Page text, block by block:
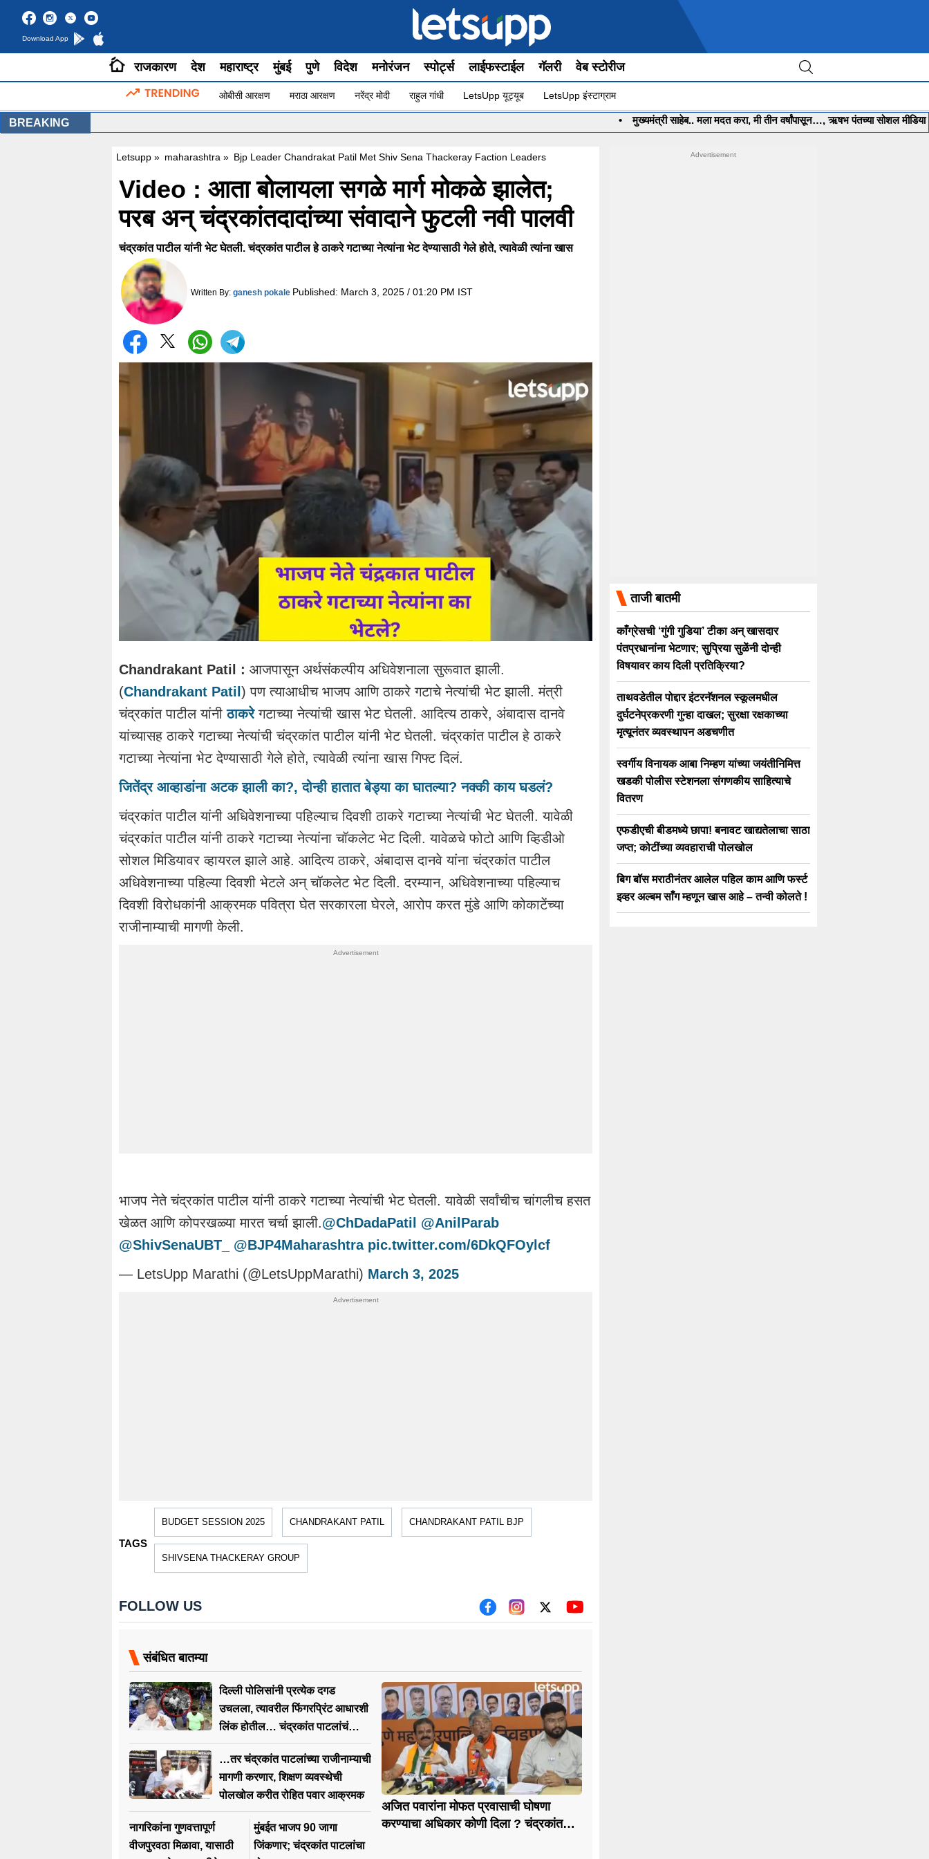
Download App
राजकारण देश महाराष्ट्र मुंबई पुणे विदेश मनोरंजन स्पोर्ट्स लाईफस्टाईल गॅलरी वेब स्टोरीज
ओबीसी आरक्षण मराठा आरक्षण नरेंद्र मोदी राहुल गांधी LetsUpp यूट्यूब LetsUpp इंस्टाग्राम
BREAKING मुख्यमंत्री साहेब.. मला मदत करा, मी तीन वर्षांपासून…, ऋषभ पंतच्या सोशल मीडिया
Letsupp » maharashtra » Bjp Leader Chandrakat Patil Met Shiv Sena Thackeray Faction Leaders
Video : आता बोलायला सगळे मार्ग मोकळे झालेत;
परब अन् चंद्रकांतदादांच्या संवादाने फुटली नवी पालवी
चंद्रकांत पाटील यांनी भेट घेतली. चंद्रकांत पाटील हे ठाकरे गटाच्या नेत्यांना भेट देण्यासाठी गेले होते, त्यावेळी त्यांना खास
Written By: ganesh pokale Published: March 3, 2025 / 01:20 PM IST
Chandrakant Patil : आजपासून अर्थसंकल्पीय अधिवेशनाला सुरूवात झाली.
(Chandrakant Patil ) पण त्याआधीच भाजप आणि ठाकरे गटाचे नेत्यांची भेट झाली. मंत्री
चंद्रकांत पाटील यांनीठाकरे गटाच्या नेत्यांची खास भेट घेतली. आदित्य ठाकरे, अंबादास दानवे
यांच्यासह ठाकरे गटाच्या नेत्यांची चंद्रकांत पाटील यांनी भेट घेतली. चंद्रकांत पाटील हे ठाकरे
गटाच्या नेत्यांना भेट देण्यासाठी गेले होते, त्यावेळी त्यांना खास गिफ्ट दिलं.
जितेंद्र आव्हाडांना अटक झाली का?, दोन्ही हातात बेड्या का घातल्या? नक्की काय घडलं?
चंद्रकांत पाटील यांनी अधिवेशनाच्या पहिल्याच दिवशी ठाकरे गटाच्या नेत्यांची भेट घेतली. यावेळी
चंद्रकांत पाटील यांनी ठाकरे गटाच्या नेत्यांना चॉकलेट भेट दिली. यावेळचे फोटो आणि व्हिडीओ
सोशल मिडियावर व्हायरल झाले आहे. आदित्य ठाकरे, अंबादास दानवे यांना चंद्रकांत पाटील
अधिवेशनाच्या पहिल्या दिवशी भेटले अन् चॉकलेट भेट दिली. दरम्यान, अधिवेशनाच्या पहिल्याच
दिवशी विरोधकांनी आक्रमक पवित्रा घेत सरकारला घेरले, आरोप करत मुंडे आणि कोकाटेंच्या
राजीनाम्याची मागणी केली.
भाजप नेते चंद्रकांत पाटील यांनी ठाकरे गटाच्या नेत्यांची भेट घेतली. यावेळी सर्वांचीच चांगलीच हसत
खेळत आणि कोपरखळ्या मारत चर्चा झाली.@ChDadaPatil
@AnilParab
@ShivSenaUBT_
@BJP4Maharashtra pic.twitter.com/6DkQFOylcf
— LetsUpp Marathi (@LetsUppMarathi) March 3, 2025
TAGS
BUDGET SESSION 2025 CHANDRAKANT PATIL CHANDRAKANT PATIL BJP
SHIVSENA THACKERAY GROUP
FOLLOW US
संबंधित बातम्या
दिल्ली पोलिसांनी प्रत्येक दगड
उचलला, त्यावरील फिंगरप्रिंट आधारशी
लिंक होतील… चंद्रकांत पाटलांचं
सूचक विधान
…तर चंद्रकांत पाटलांच्या राजीनाम्याची
मागणी करणार, शिक्षण व्यवस्थेची
पोलखोल करीत रोहित पवार आक्रमक
नागरिकांना गुणवत्तापूर्ण
वीजपुरवठा मिळावा, यासाठी
मुंबईत भाजप 90 जागा
जिंकणार; चंद्रकांत पाटलांचा
अजित पवारांना मोफत प्रवासाची घोषणा
करण्याचा अधिकार कोणी दिला ? चंद्रकांत
ताजी बातमी
काँग्रेसची ‘गुंगी गुडिया’ टीका अन् खासदार
पंतप्रधानांना भेटणार; सुप्रिया सुळेंनी दोन्ही
विषयावर काय दिली प्रतिक्रिया?
ताथवडेतील पोद्दार इंटरनॅशनल स्कूलमधील
दुर्घटनेप्रकरणी गुन्हा दाखल; सुरक्षा रक्षकाच्या
मृत्यूनंतर व्यवस्थापन अडचणीत
स्वर्गीय विनायक आबा निम्हण यांच्या जयंतीनिमित्त
खडकी पोलीस स्टेशनला संगणकीय साहित्याचे
वितरण
एफडीएची बीडमध्ये छापा! बनावट खाद्यतेलाचा साठा
जप्त; कोटींच्या व्यवहाराची पोलखोल
बिग बॉस मराठीनंतर आलेल पहिल काम आणि फर्स्ट
इव्हर अल्बम साँग म्हणून खास आहे – तन्वी कोलते !